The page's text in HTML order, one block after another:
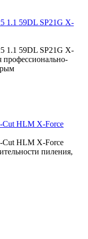
1.1 59DL SP21G X-
1.1 59DL SP21G X-
Cut HLM X-Force
Cut HLM X-Force
пиления,